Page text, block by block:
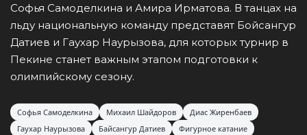
Софья Самоделкина и Амира Ирматова. В танцах на
льду национальную команду представят Бойсангур
Датиев и Гаухар Наурызова, для которых турнир в
Пекине станет важным этапом подготовки к
олимпийскому сезону.
Софья Самоделкина Михаил Шайдоров
Диас Жиренбаев
Гаухар Наурызова
Байсангур Датиев
Фигурное катание